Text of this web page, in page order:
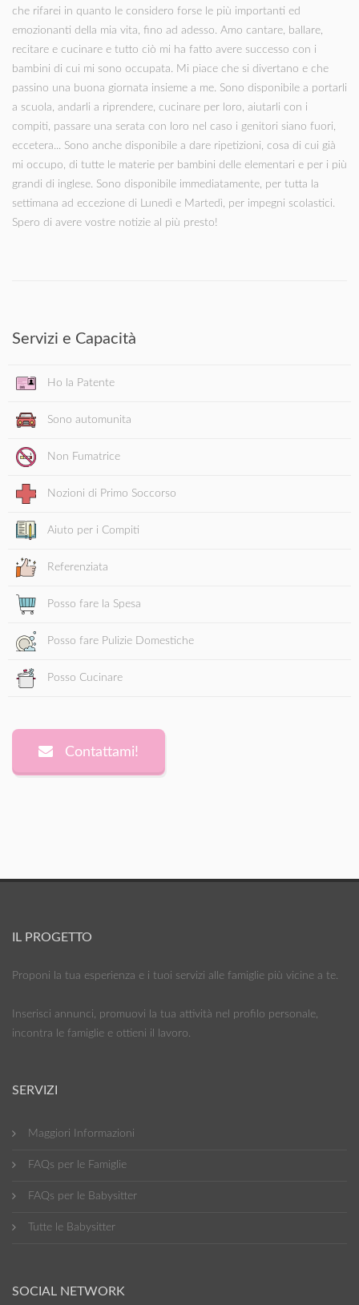
che rifarei in quanto le considero forse le più importanti ed
emozionanti della mia vita, fino ad adesso. Amo cantare, ballare,
recitare e cucinare e tutto ciò mi ha fatto avere successo con i
bambini di cui mi sono occupata. Mi piace che si divertano e che
passino una buona giornata insieme a me. Sono disponibile a portarli
a scuola, andarli a riprendere, cucinare per loro, aiutarli con i
compiti, passare una serata con loro nel caso i genitori siano fuori,
eccetera... Sono anche disponibile a dare ripetizioni, cosa di cui già
mi occupo, di tutte le materie per bambini delle elementari e per i più
grandi di inglese. Sono disponibile immediatamente, per tutta la
settimana ad eccezione di Lunedì e Martedì, per impegni scolastici.
Spero di avere vostre notizie al più presto!
Servizi e Capacità
Ho la Patente
Sono automunita
Non Fumatrice
Nozioni di Primo Soccorso
Aiuto per i Compiti
Referenziata
Posso fare la Spesa
Posso fare Pulizie Domestiche
Posso Cucinare
Contattami!
IL PROGETTO
Proponi la tua esperienza e i tuoi servizi alle famiglie più vicine a te.
Inserisci annunci, promuovi la tua attività nel profilo personale,
incontra le famiglie e ottieni il lavoro.
SERVIZI
Maggiori Informazioni
FAQs per le Famiglie
FAQs per le Babysitter
Tutte le Babysitter
SOCIAL NETWORK